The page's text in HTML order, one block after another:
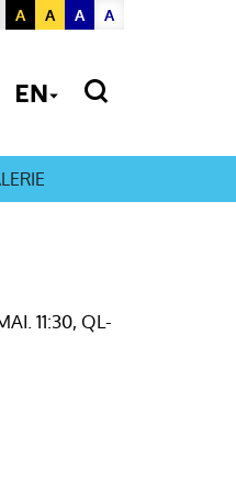
A A A A
11:30, QL-